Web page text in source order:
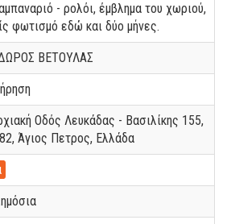
- ρολόι, έμβλημα του χωριού,
φωτισμό εδώ και δύο μήνες.
ΒΕΤΟΥΛΑΣ
Οδός Λευκάδας - Βασιλίκης 155,
Άγιος Πετρος, Ελλάδα